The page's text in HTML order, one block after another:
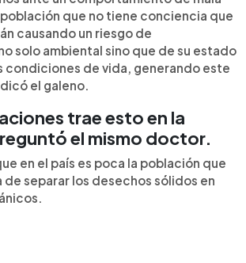
que no tiene conciencia que
causando un riesgo de
solo ambiental sino que de su estado
condiciones de vida, generando este
el galeno.
trae esto en la
el mismo doctor.
en el país es poca la población que
separar los desechos sólidos en